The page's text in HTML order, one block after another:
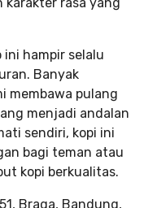
ini hampir selalu
Banyak
membawa pulang
menjadi andalan
sendiri, kopi ini
bagi teman atau
kopi berkualitas.
Braga, Bandung,